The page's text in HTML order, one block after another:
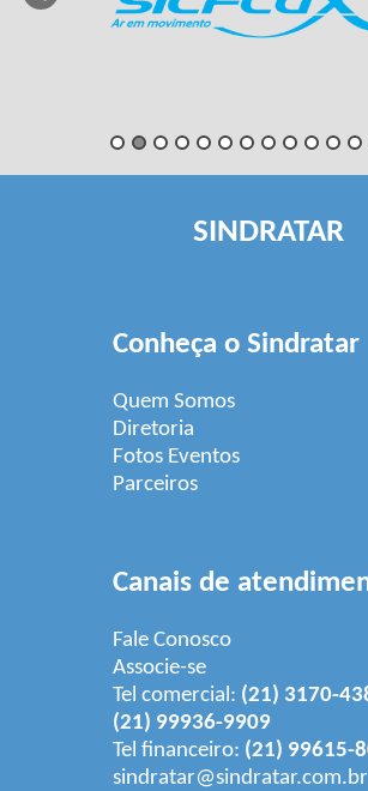
SINDRATAR
Conheça o Sindratar
Quem Somos
Diretoria
Fotos Eventos
Parceiros
Canais de
Fale Conosco
Associe-se
Tel comercial: (21) 3170-
(21) 99936-9909
Tel financeiro: (21) 99615-
sindratar@sindratar.com.br